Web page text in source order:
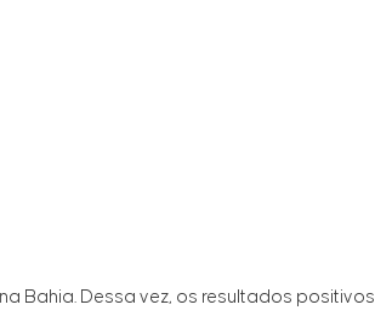
Bahia. Dessa vez, os resultados positivos